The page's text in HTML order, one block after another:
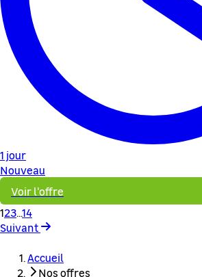
1 jour
Nouveau
Voir l'offre
123...14
Suivant
Accueil
Nos offres